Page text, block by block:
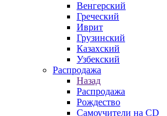
Венгерский
Греческий
Иврит
Грузинский
Казахский
Узбекский
Распродажа
Назад
Распродажа
Рождество
Самоучители на CD